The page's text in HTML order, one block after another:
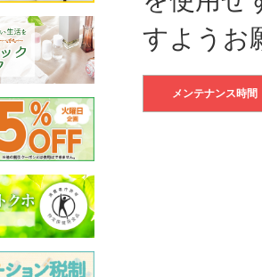
すようお
メンテナンス時間